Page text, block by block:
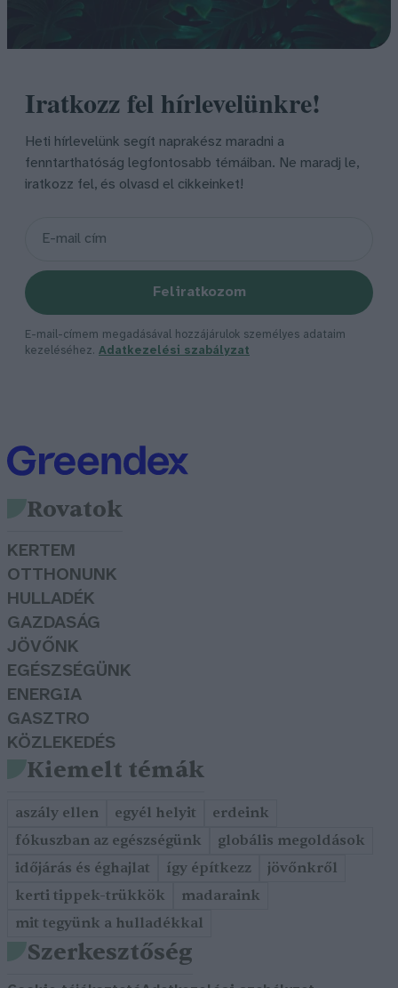
Iratkozz fel hírlevelünkre!
Heti hírlevelünk segít naprakész maradni a
fenntarthatóság legfontosabb témáiban. Ne maradj le,
iratkozz fel, és olvasd el cikkeinket!
Feliratkozom
E-mail-címem megadásával hozzájárulok személyes adataim
kezeléséhez. Adatkezelési szabályzat
Rovatok
KERTEM
OTTHONUNK
HULLADÉK
GAZDASÁG
JÖVŐNK
EGÉSZSÉGÜNK
ENERGIA
GASZTRO
KÖZLEKEDÉS
Kiemelt témák
aszály ellen egyél helyit
erdeink
fókuszban az egészségünk
globális megoldások
időjárás és éghajlat
így építkezz
jövőnkről
kerti tippek-trükkök
madaraink
mit tegyünk a hulladékkal
Szerkesztőség